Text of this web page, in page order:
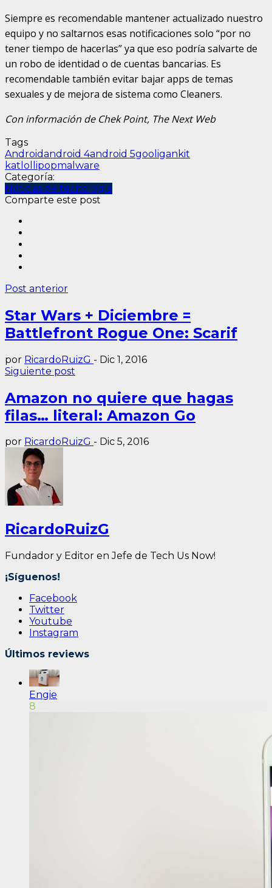
Siempre es recomendable mantener actualizado nuestro
equipo y no saltarnos esas notificaciones solo “por no
tener tiempo de hacerlas” ya que eso podría salvarte de
un robo de identidad o de cuentas bancarias. Es
recomendable también evitar bajar apps de temas
sexuales y de mejora de sistema como Cleaners.
Con información de Chek Point, The Next Web
Tags
Androidandroid 4android 5gooligan kit
kat lollipopmalware
Categoría:
Noticias de tecnología
Comparte este post
Post anterior
Star Wars + Diciembre =
Battlefront Rogue One: Scarif
por RicardoRuizG - Dic 1, 2016
Siguiente post
Amazon no quiere que hagas
filas… literal: Amazon Go
por RicardoRuizG - Dic 5, 2016
RicardoRuizG
Fundador y Editor en Jefe de Tech Us Now!
¡Síguenos!
Facebook
Twitter
Youtube
Instagram
Últimos reviews
Engie
8